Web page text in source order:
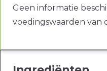
Geen informatie
voedingswaarden van